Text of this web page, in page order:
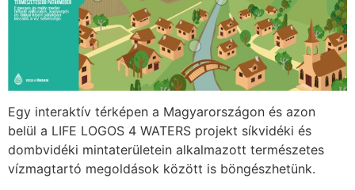
Egy interaktív térképen a Magyarországon és azon
belül a LIFE LOGOS 4 WATERS projekt síkvidéki és
dombvidéki mintaterületein alkalmazott természetes
vízmagtartó megoldások között is böngészhetünk.